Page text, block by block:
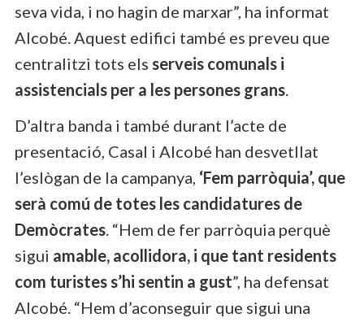
seva vida, i no hagin de marxar”, ha informat
Alcobé. Aquest edifici també es preveu que
centralitzi tots els serveis comunals i
assistencials per a les persones grans.
D’altra banda i també durant l’acte de
presentació, Casal i Alcobé han desvetllat
l’eslògan de la campanya, ‘Fem parròquia’, que
serà comú de totes les candidatures de
Demòcrates. “Hem de fer parròquia perquè
sigui amable, acollidora, i que tant residents
com turistes s’hi sentin a gust”, ha defensat
Alcobé. “Hem d’aconseguir que sigui una